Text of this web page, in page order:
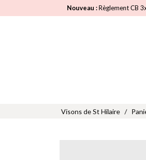
Nouveau :Règlement CB
Visons de St Hilaire /